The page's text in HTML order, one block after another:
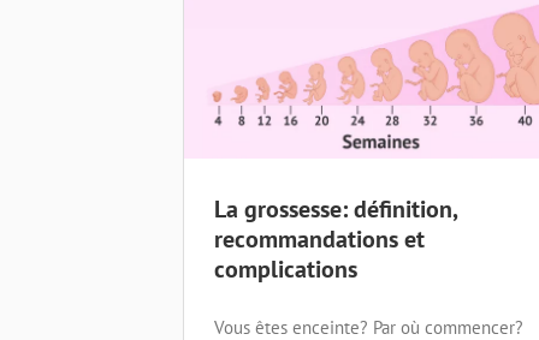
La grossesse: définition,
recommandations et
complications
Vous êtes enceinte? Par où commencer?